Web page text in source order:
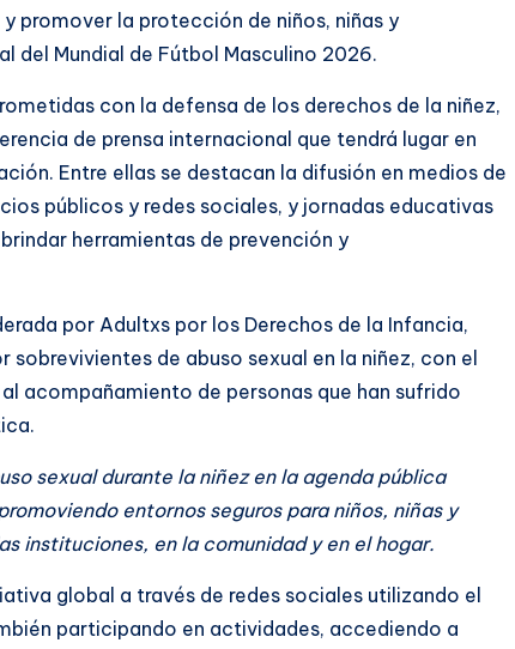
promover la protección de niños, niñas y
del Mundial de Fútbol Masculino 2026.
con la defensa de los derechos de la niñez,
de prensa internacional que tendrá lugar en
Entre ellas se destacan la difusión en medios de
públicos y redes sociales, y jornadas educativas
herramientas de prevención y
por Adultxs por los Derechos de la Infancia,
de abuso sexual en la niñez, con el
acompañamiento de personas que han sufrido
sexual durante la niñez en la agenda pública
entornos seguros para niños, niñas y
instituciones, en la comunidad y en el hogar.
global a través de redes sociales utilizando el
participando en actividades, accediendo a